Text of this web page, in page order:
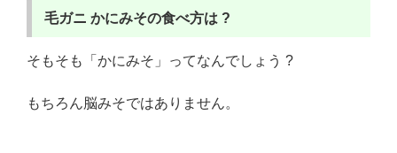
毛ガニ かにみその食べ方は ?
そもそも「かにみそ」ってなんでしょう ?
もちろん脳みそではありません。